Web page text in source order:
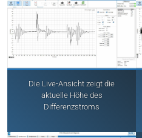
Die Live-Ansicht zeigt die
aktuelle Höhe des
Differenzstroms